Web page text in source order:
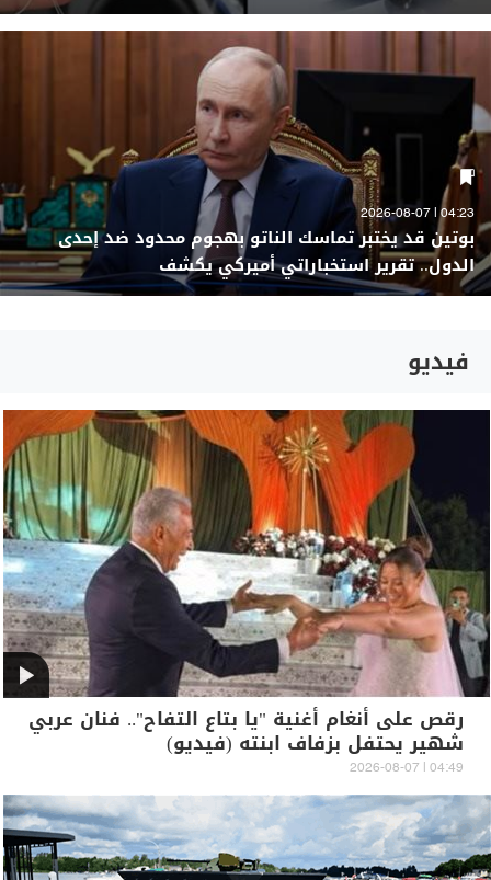
04:23 | 2026-08-07
بوتين قد يختبر تماسك الناتو بهجوم محدود ضد إحدى
الدول.. تقرير استخباراتي أميركي يكشف
فيديو
رقص على أنغام أغنية "يا بتاع التفاح".. فنان عربي
شهير يحتفل بزفاف ابنته (فيديو)
04:49 | 2026-08-07